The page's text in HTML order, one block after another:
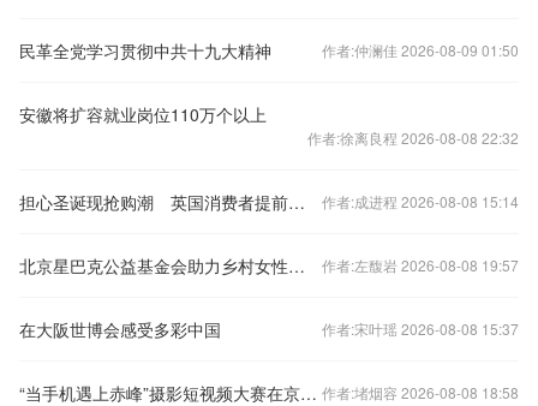
民革全党学习贯彻中共十九大精神 作者:仲澜佳 2026-08-09 01:50
安徽将扩容就业岗位110万个以上
作者:徐离良程 2026-08-08 22:32
担心圣诞现抢购潮 英国消费者提前购物 作者:成进程 2026-08-08 15:14
北京星巴克公益基金会助力乡村女性在非遗舞台上展现文化自信 作者:左馥岩 2026-08-08 19:57
在大阪世博会感受多彩中国 作者:宋叶瑶 2026-08-08 15:37
“当手机遇上赤峰”摄影短视频大赛在京启动 作者:堵烟容 2026-08-08 18:58